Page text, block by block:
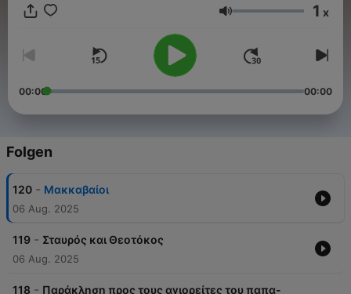
ανάρτησης και του ομιλητού. Το Podcast αυτό δημιουργήθηκε
από συγκεκριμένους όρους.
Lautstärke 1 x
00:00 00:00
Folgen
120 - Μακκαβαίοι
06 Aug. 2025
119 - Σταυρός και Θεοτόκος
06 Aug. 2025
118 - Παράκληση προς τους αγιορείτες του παπα-